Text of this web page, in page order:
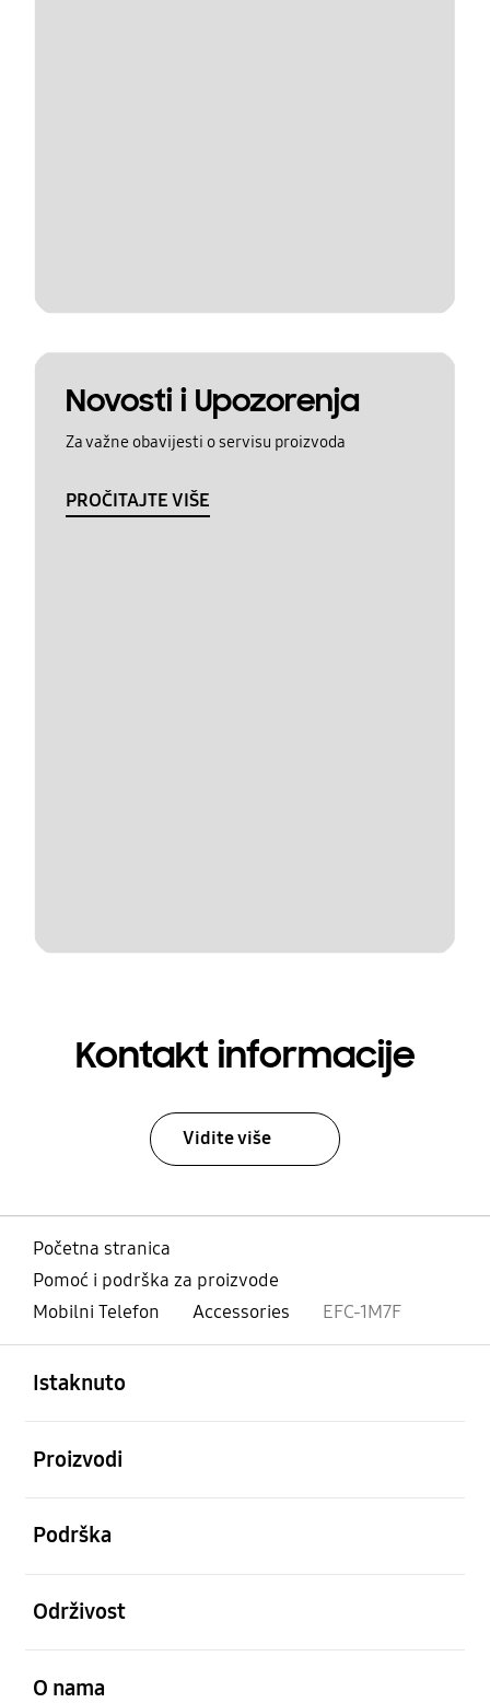
Novosti i Upozorenja
Za važne obavijesti o servisu proizvoda
PROČITAJTE VIŠE
Kontakt informacije
Vidite više
Početna stranica
Pomoć i podrška za proizvode
Mobilni Telefon
Accessories EFC-1M7F
Istaknuto
Proizvodi
Podrška
Održivost
O nama